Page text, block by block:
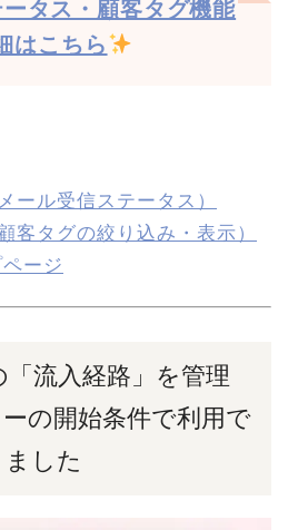
タス・顧客タグ機能
はこちら
ール受信ステータス）
客タグの絞り込み・表示）
ージ
流入経路」を管理
の開始条件で利用で
した